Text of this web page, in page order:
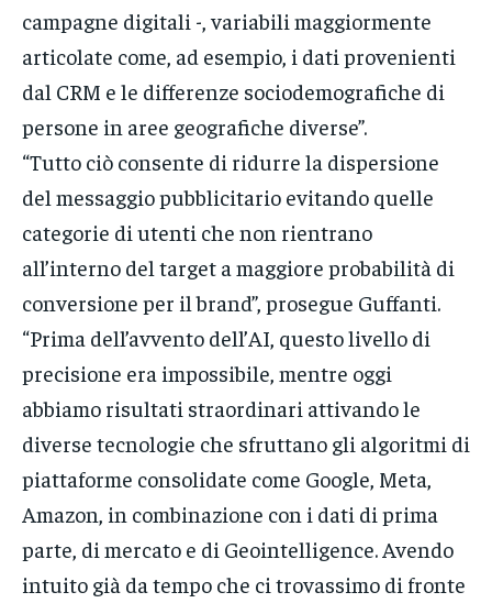
campagne digitali -, variabili maggiormente
articolate come, ad esempio, i dati provenienti
dal CRM e le differenze sociodemografiche di
persone in aree geografiche diverse”.
“Tutto ciò consente di ridurre la dispersione
del messaggio pubblicitario evitando quelle
categorie di utenti che non rientrano
all’interno del target a maggiore probabilità di
conversione per il brand”, prosegue Guffanti.
“Prima dell’avvento dell’AI, questo livello di
precisione era impossibile, mentre oggi
abbiamo risultati straordinari attivando le
diverse tecnologie che sfruttano gli algoritmi di
piattaforme consolidate come Google, Meta,
Amazon, in combinazione con i dati di prima
parte, di mercato e di Geointelligence. Avendo
intuito già da tempo che ci trovassimo di fronte